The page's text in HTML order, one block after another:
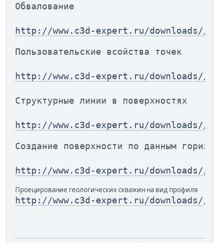
Обвалование
http://www.c3d-expert.ru/downloads//
Пользовательские всойства точек
http://www.c3d-expert.ru/downloads//
Структурные линии в поверхностях
http://www.c3d-expert.ru/downloads//
Создание поверхности по данным
http://www.c3d-expert.ru/downloads//
Проецирование геологических скважин на вид профиля
http://www.c3d-expert.ru/downloads//